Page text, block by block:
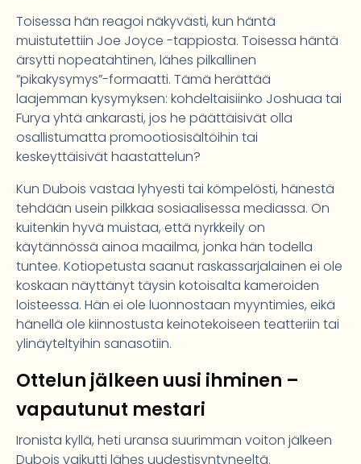
Toisessa hän reagoi näkyvästi, kun häntä
muistutettiin Joe Joyce -tappiosta. Toisessa häntä
ärsytti nopeatahtinen, lähes pilkallinen
”pikakysymys”-formaatti. Tämä herättää
laajemman kysymyksen: kohdeltaisiinko Joshuaa tai
Furya yhtä ankarasti, jos he päättäisivät olla
osallistumatta promootiosisältöihin tai
keskeyttäisivät haastattelun?
Kun Dubois vastaa lyhyesti tai kömpelösti, hänestä
tehdään usein pilkkaa sosiaalisessa mediassa. On
kuitenkin hyvä muistaa, että nyrkkeily on
käytännössä ainoa maailma, jonka hän todella
tuntee. Kotiopetusta saanut raskassarjalainen ei ole
koskaan näyttänyt täysin kotoisalta kameroiden
loisteessa. Hän ei ole luonnostaan myyntimies, eikä
hänellä ole kiinnostusta keinotekoiseen teatteriin tai
ylinäyteltyihin sanasotiin.
Ottelun jälkeen uusi ihminen –
vapautunut mestari
Ironista kyllä, heti uransa suurimman voiton jälkeen
Dubois vaikutti lähes uudestisyntyneeltä.